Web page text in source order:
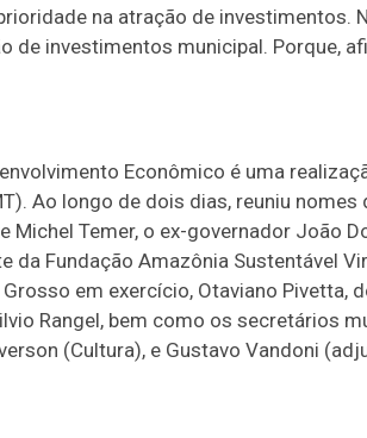
na atração de investimentos.
de investimentos municipal. Porque,
Econômico é uma
Ao longo de dois dias, reuniu
Temer, o ex-governador João
da Fundação Amazônia Sustentável
em exercício, Otaviano Pivetta,
Rangel, bem como os secretários
(Cultura), e Gustavo Vandoni